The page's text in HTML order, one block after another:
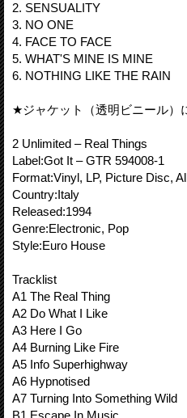
2. SENSUALITY
3. NO ONE
4. FACE TO FACE
5. WHAT'S MINE IS MINE
6. NOTHING LIKE THE RAIN
★ジャケット（透明ビニール）
2 Unlimited – Real Things
Label:Got It – GTR 594008-1
Format:Vinyl, LP, Picture Disc,
Country:Italy
Released:1994
Genre:Electronic, Pop
Style:Euro House
Tracklist
A1 The Real Thing
A2 Do What I Like
A3 Here I Go
A4 Burning Like Fire
A5 Info Superhighway
A6 Hypnotised
A7 Turning Into Something Wild